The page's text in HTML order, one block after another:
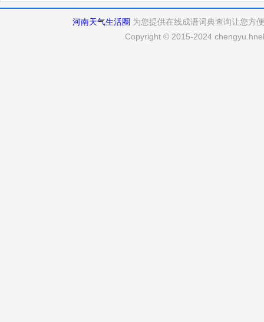
河南天气生活圈 为您提供在线成语词典查询让您方
Copyright © 2015-2024